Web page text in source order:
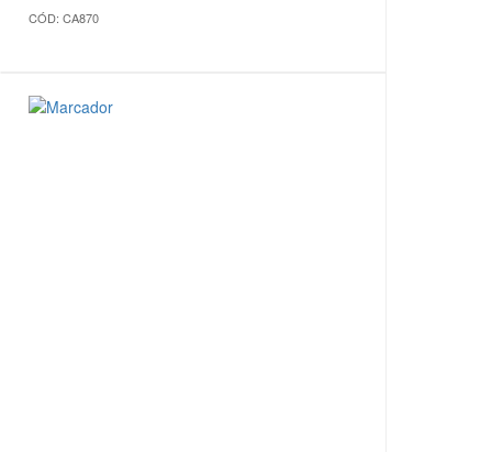
CÓD: CA870